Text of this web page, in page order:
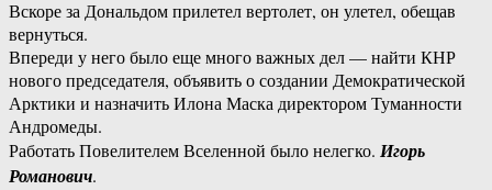
Вскоре за Дональдом прилетел вертолет, он улетел, обещав
вернуться.
Впереди у него было еще много важных дел — найти КНР
нового председателя, объявить о создании Демократической
Арктики и назначить Илона Маска директором Туманности
Андромеды.
Работать Повелителем Вселенной было нелегко. Игорь
Романович.